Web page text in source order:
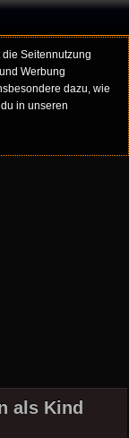
Seitennutzung
Werbung
dazu, wie
in unseren
als Kind